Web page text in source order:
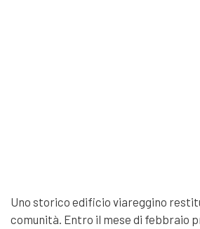
Uno storico edificio viareggino
comunità. Entro il mese di febbraio